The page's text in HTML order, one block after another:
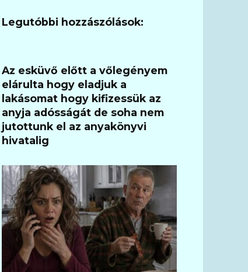
Legutóbbi hozzászólások:
Az esküvő előtt a vőlegényem
elárulta hogy eladjuk a
lakásomat hogy kifizessük az
anyja adósságát de soha nem
jutottunk el az anyakönyvi
hivatalig